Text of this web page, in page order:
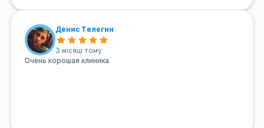
Денис Телегин
3 місяці тому
Очень хорошая клиника